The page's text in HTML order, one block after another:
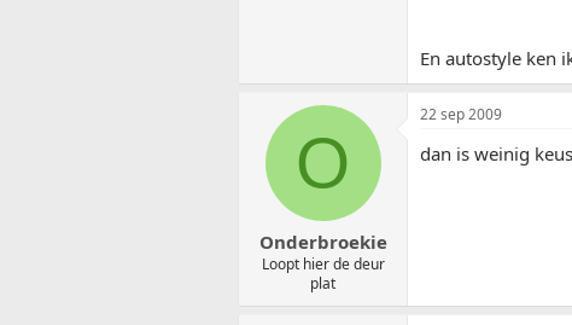
En autostyle ken
O
Onderbroekie
Loopt hier de deur
plat
22 sep 2009
dan is weinig